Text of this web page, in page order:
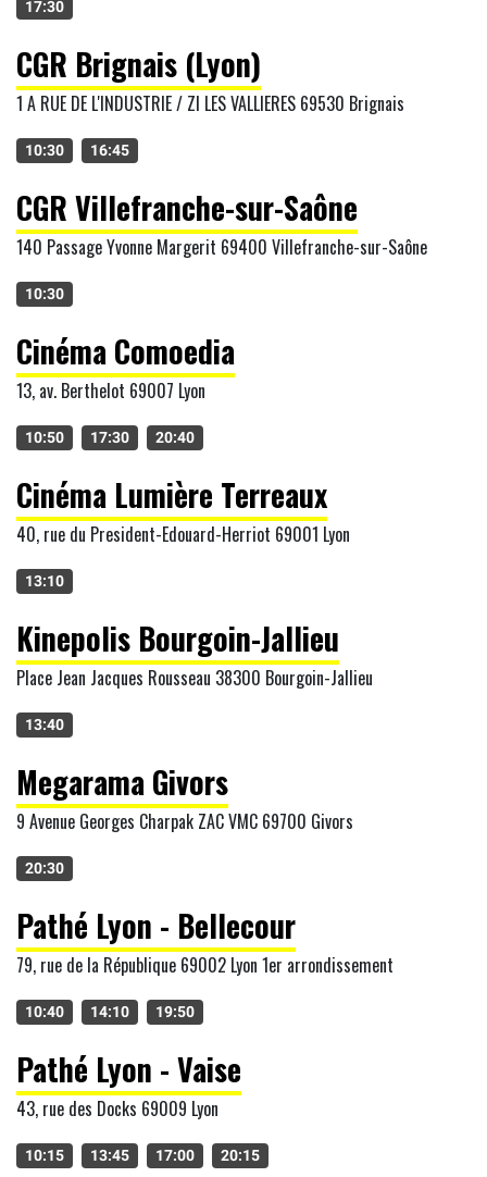
17:30
CGR Brignais (Lyon)
1 A RUE DE L'INDUSTRIE / ZI LES VALLIERES 69530 Brignais
10:30 16:45
CGR Villefranche-sur-Saône
140 Passage Yvonne Margerit 69400 Villefranche-sur-Saône
10:30
Cinéma Comoedia
13, av. Berthelot 69007 Lyon
10:50 17:30 20:40
Cinéma Lumière Terreaux
40, rue du President-Edouard-Herriot 69001 Lyon
13:10
Kinepolis Bourgoin-Jallieu
Place Jean Jacques Rousseau 38300 Bourgoin-Jallieu
13:40
Megarama Givors
9 Avenue Georges Charpak ZAC VMC 69700 Givors
20:30
Pathé Lyon - Bellecour
79, rue de la République 69002 Lyon 1er arrondissement
10:40 14:10 19:50
Pathé Lyon - Vaise
43, rue des Docks 69009 Lyon
10:15 13:45 17:00 20:15